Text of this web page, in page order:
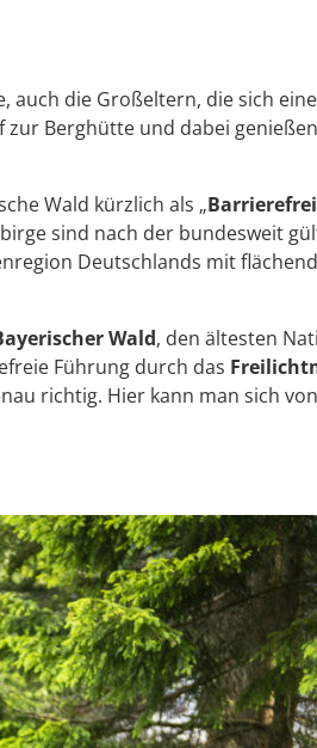
auch die Großeltern, die sich
Berghütte und dabei
Wald kürzlich als „
sind nach der bundesweit
Deutschlands mit
Wald, den ältesten
Führung durch das
richtig. Hier kann man sich